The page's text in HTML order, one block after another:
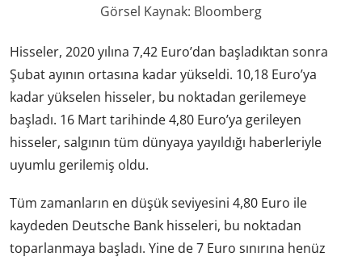
Görsel Kaynak: Bloomberg
Hisseler, 2020 yılına 7,42 Euro’dan başladıktan sonra
Şubat ayının ortasına kadar yükseldi. 10,18 Euro’ya
kadar yükselen hisseler, bu noktadan gerilemeye
başladı. 16 Mart tarihinde 4,80 Euro’ya gerileyen
hisseler, salgının tüm dünyaya yayıldığı haberleriyle
uyumlu gerilemiş oldu.
Tüm zamanların en düşük seviyesini 4,80 Euro ile
kaydeden Deutsche Bank hisseleri, bu noktadan
toparlanmaya başladı. Yine de 7 Euro sınırına henüz